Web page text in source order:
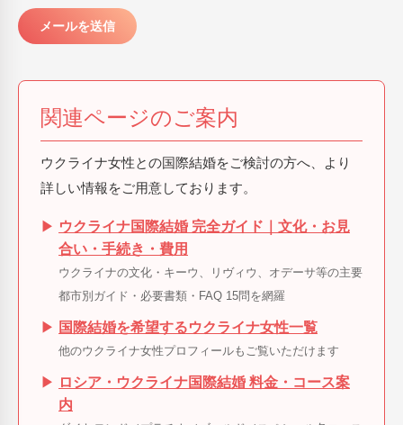
関連ページのご案内
ウクライナ女性との国際結婚をご検討の方へ、より
詳しい情報をご用意しております。
▶ ウクライナ国際結婚 完全ガイド｜文化・お見
合い・手続き・費用
ウクライナの文化・キーウ、リヴィウ、オデーサ等の主要
都市別ガイド・必要書類・FAQ 15問を網羅
▶ 国際結婚を希望するウクライナ女性一覧
他のウクライナ女性プロフィールもご覧いただけます
▶ ロシア・ウクライナ国際結婚 料金・コース案
内